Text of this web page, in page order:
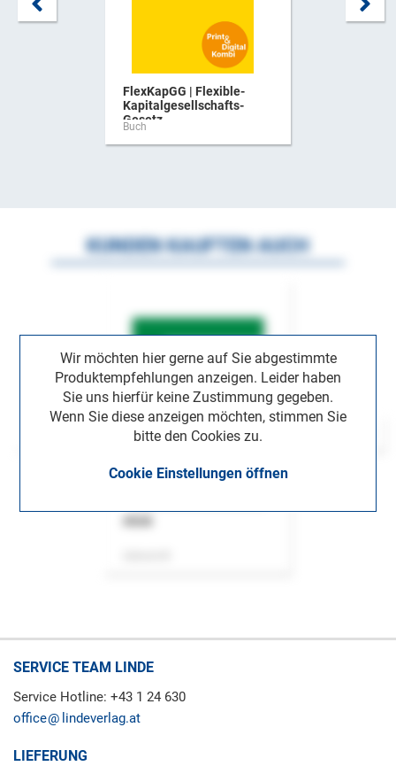
FlexKapGG | Flexible-
Kapitalgesellschafts-
Gesetz ...
Buch
Wir möchten hier gerne auf Sie abgestimmte
Produktempfehlungen anzeigen. Leider haben
Sie uns hierfür keine Zustimmung gegeben.
Wenn Sie diese anzeigen möchten, stimmen Sie
bitte den Cookies zu.
Cookie Einstellungen öffnen
KUNDEN KAUFTEN AUCH
SERVICE TEAM LINDE
Service Hotline: +43 1 24 630
office
lindeverlag.at
LIEFERUNG